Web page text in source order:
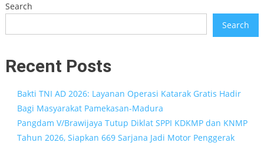
Search
Search
Recent Posts
Bakti TNI AD 2026: Layanan Operasi Katarak Gratis Hadir
Bagi Masyarakat Pamekasan-Madura
Pangdam V/Brawijaya Tutup Diklat SPPI KDKMP dan KNMP
Tahun 2026, Siapkan 669 Sarjana Jadi Motor Penggerak